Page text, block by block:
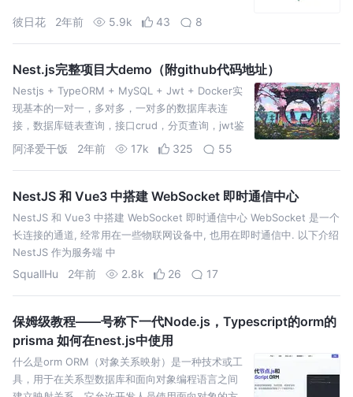
彼日花 2年前 5.9k 43 8
Nest.js完整项目大demo（附github代码地址）
Nestjs + TypeORM + MySQL + Jwt + Docker实
现基本的一对一，多对多，一对多的数据库表连
接，数据库链表查询，接口crud，分页查询，jwt鉴
权，密码加密处理。
阿泽爱干饭 2年前 17k 325 55
NestJS 和 Vue3 中搭建 WebSocket 即时通信中心
NestJS 和 Vue3 中搭建 WebSocket 即时通信中心 WebSocket 是一个
长连接的通道, 经常用在一些物联网设备中, 也用在即时通信中. 以下介绍
NestJS 作为服务端 中
SquallHu 2年前 2.8k 26 17
保姆级教程——号称下一代Node.js，Typescript的orm的
prisma 如何在nest.js中使用
什么是orm ORM（对象关系映射）是一种技术或工
具，用于在关系型数据库和面向对象编程语言之间